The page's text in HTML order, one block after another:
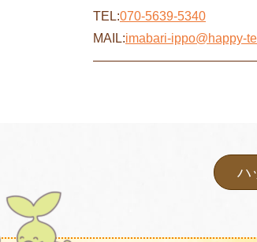
TEL:070-5639-5340
MAIL:imabari-ippo@happy-
ハ